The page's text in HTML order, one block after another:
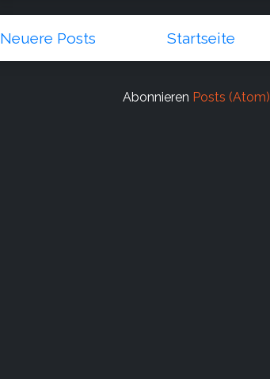
Neuere Posts Startseite
Abonnieren Posts (Atom)